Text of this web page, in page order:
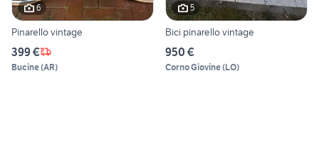
6
Pinarello vintage
399 €
Bucine(AR)
5
Bici pinarello vintage
950 €
Corno Giovine(LO)